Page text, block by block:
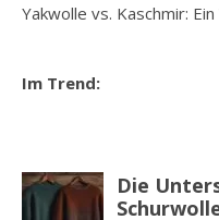
Yakwolle vs. Kaschmir:
Im Trend: